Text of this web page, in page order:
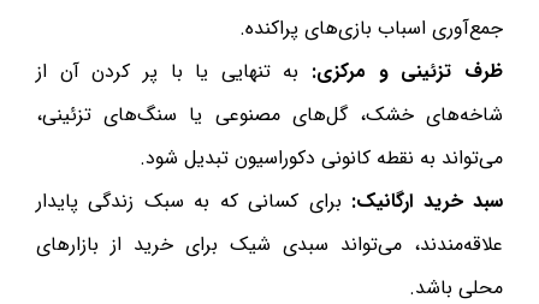
جمع‌آوری اسباب بازی‌های پراکنده.
ظرف تزئینی و مرکزی: به تنهایی یا با پر کردن آن از
شاخه‌های خشک، گل‌های مصنوعی یا سنگ‌های تزئینی،
می‌تواند به نقطه کانونی دکوراسیون تبدیل شود.
سبد خرید ارگانیک: برای کسانی که به سبک زندگی پایدار
علاقه‌مندند، می‌تواند سبدی شیک برای خرید از بازارهای
محلی باشد.